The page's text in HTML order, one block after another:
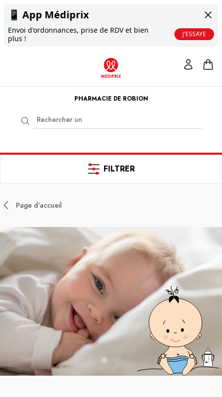
📱 App Médiprix
Envoi d'ordonnances, prise de RDV et bien
plus !
J'ESSAYE
PHARMACIE DE ROBION
FILTRER
Page d'accueil